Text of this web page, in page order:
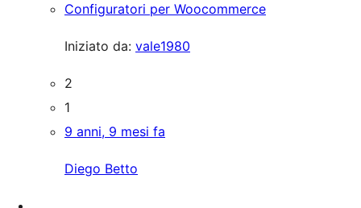
Configuratori per Woocommerce
Iniziato da: vale1980
2
1
9 anni, 9 mesi fa
Diego Betto